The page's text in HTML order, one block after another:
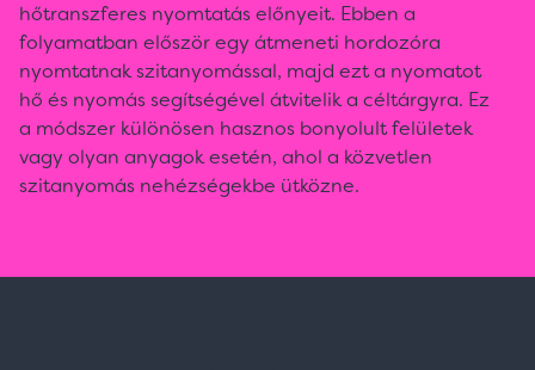
hőtranszferes nyomtatás előnyeit. Ebben a
folyamatban először egy átmeneti hordozóra
nyomtatnak szitanyomással, majd ezt a nyomatot
hő és nyomás segítségével átvitelik a céltárgyra. Ez
a módszer különösen hasznos bonyolult felületek
vagy olyan anyagok esetén, ahol a közvetlen
szitanyomás nehézségekbe ütközne.